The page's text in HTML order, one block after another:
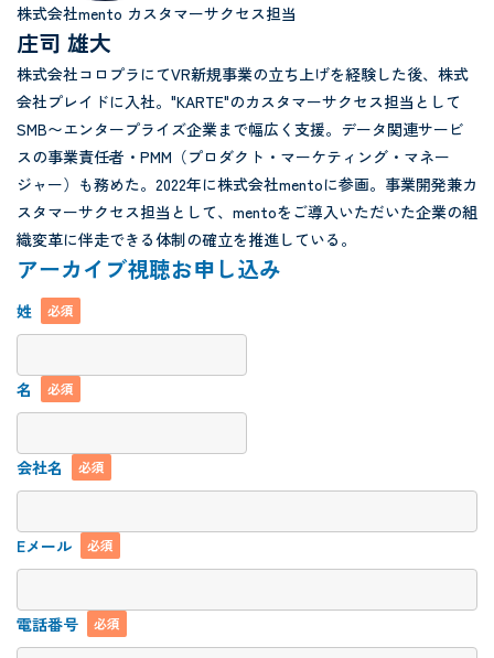
株式会社mento カスタマーサクセス担当
庄司 雄大
株式会社コロプラにてVR新規事業の立ち上げを経験した後、株式
会社プレイドに入社。"KARTE"のカスタマーサクセス担当として
SMB〜エンタープライズ企業まで幅広く支援。データ関連サービ
スの事業責任者・PMM（プロダクト・マーケティング・マネー
ジャー）も務めた。2022年に株式会社mentoに参画。事業開発兼カ
スタマーサクセス担当として、mentoをご導入いただいた企業の組
織変革に伴走できる体制の確立を推進している。
アーカイブ視聴お申し込み
姓 必須
名 必須
会社名 必須
Eメール 必須
電話番号 必須